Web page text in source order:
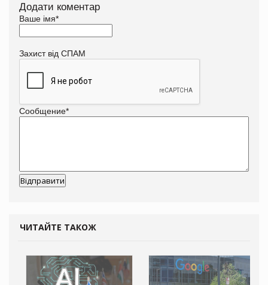
Додати коментар
Ваше імя*
Захист від СПАМ
Сообщение*
ЧИТАЙТЕ ТАКОЖ